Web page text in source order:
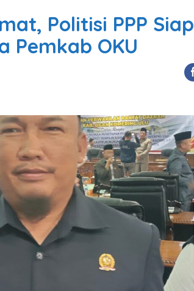
Politisi PPP Siap
Pemkab OKU